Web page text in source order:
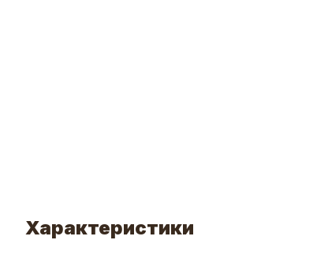
Характеристики